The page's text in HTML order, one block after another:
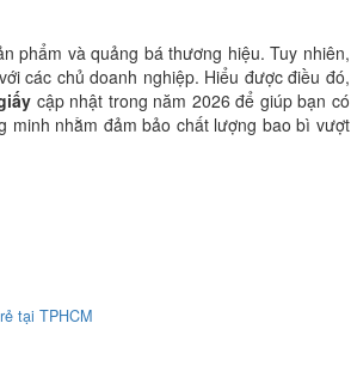
phẩm và quảng bá thương hiệu. Tuy nhiên,
các chủ doanh nghiệp. Hiểu được điều đó,
cập nhật trong năm 2026 để giúp bạn có
nhằm đảm bảo chất lượng bao bì vượt
tại TPHCM